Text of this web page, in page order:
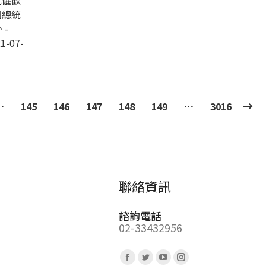
統
-
07-
145 146 147 148 149 … 3016
聯絡資訊
諮詢電話
02-33432956